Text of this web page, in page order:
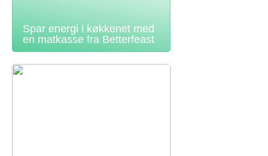
Spar energi i køkkenet med
en matkasse fra Betterfeast